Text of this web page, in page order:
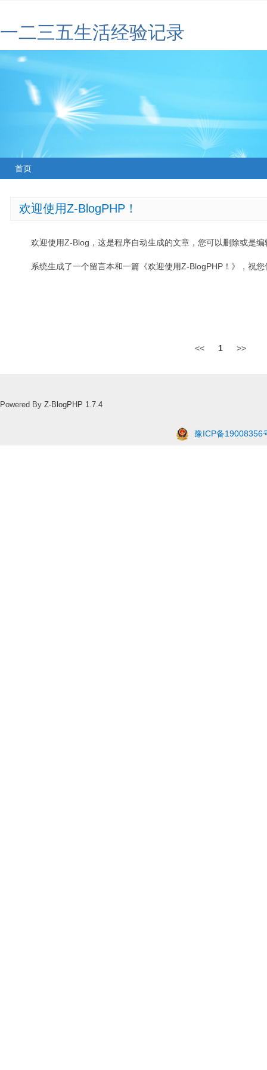
一二三五生活经验记录
首页
欢迎使用Z-BlogPHP！
欢迎使用Z-Blog，这是程序自动生成的文章，您可以删除或是编
系统生成了一个留言本和一篇《欢迎使用Z-BlogPHP！》，祝
<< 1 >>
Powered By Z-BlogPHP 1.7.4
豫ICP备19008356